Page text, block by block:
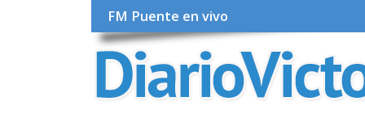
FM Puente en vivo